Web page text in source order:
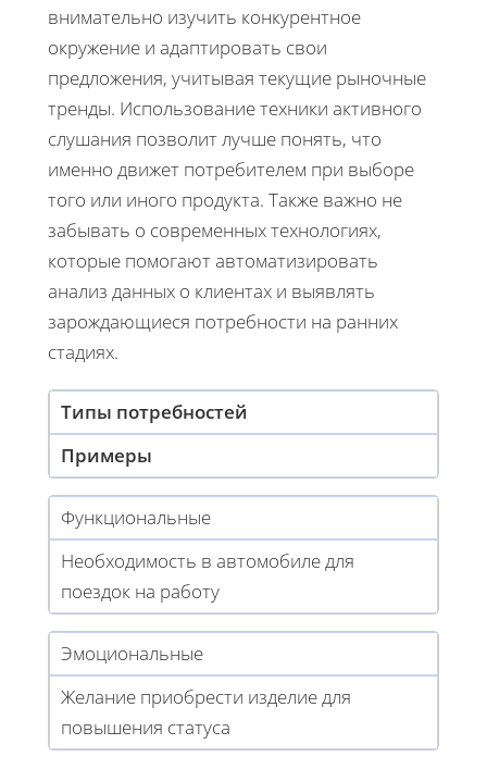
внимательно изучить конкурентное
окружение и адаптировать свои
предложения, учитывая текущие рыночные
тренды. Использование техники активного
слушания позволит лучше понять, что
именно движет потребителем при выборе
того или иного продукта. Также важно не
забывать о современных технологиях,
которые помогают автоматизировать
анализ данных о клиентах и выявлять
зарождающиеся потребности на ранних
стадиях.
Типы потребностей
Примеры
Функциональные
Необходимость в автомобиле для
поездок на работу
Эмоциональные
Желание приобрести изделие для
повышения статуса